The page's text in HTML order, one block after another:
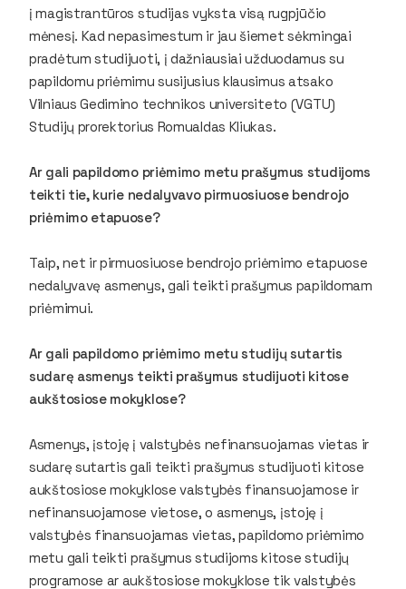
į magistrantūros studijas vyksta visą rugpjūčio
mėnesį. Kad nepasimestum ir jau šiemet sėkmingai
pradėtum studijuoti, į dažniausiai užduodamus su
papildomu priėmimu susijusius klausimus atsako
Vilniaus Gedimino technikos universiteto (VGTU)
Studijų prorektorius Romualdas Kliukas.
Ar gali papildomo priėmimo metu prašymus studijoms
teikti tie, kurie nedalyvavo pirmuosiuose bendrojo
priėmimo etapuose?
Taip, net ir pirmuosiuose bendrojo priėmimo etapuose
nedalyvavę asmenys, gali teikti prašymus papildomam
priėmimui.
Ar gali papildomo priėmimo metu studijų sutartis
sudarę asmenys teikti prašymus studijuoti kitose
aukštosiose mokyklose?
Asmenys, įstoję į valstybės nefinansuojamas vietas ir
sudarę sutartis gali teikti prašymus studijuoti kitose
aukštosiose mokyklose valstybės finansuojamose ir
nefinansuojamose vietose, o asmenys, įstoję į
valstybės finansuojamas vietas, papildomo priėmimo
metu gali teikti prašymus studijoms kitose studijų
programose ar aukštosiose mokyklose tik valstybės